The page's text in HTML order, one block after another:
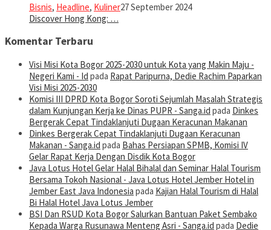
Bisnis, Headline, Kuliner27 September 2024
Discover Hong Kong: …
Komentar Terbaru
Visi Misi Kota Bogor 2025-2030 untuk Kota yang Makin Maju -
Negeri Kami - Id pada Rapat Paripurna, Dedie Rachim Paparkan
Visi Misi 2025-2030
Komisi III DPRD Kota Bogor Soroti Sejumlah Masalah Strategis
dalam Kunjungan Kerja ke Dinas PUPR - Sanga.id pada Dinkes
Bergerak Cepat Tindaklanjuti Dugaan Keracunan Makanan
Dinkes Bergerak Cepat Tindaklanjuti Dugaan Keracunan
Makanan - Sanga.id pada Bahas Persiapan SPMB, Komisi IV
Gelar Rapat Kerja Dengan Disdik Kota Bogor
Java Lotus Hotel Gelar Halal Bihalal dan Seminar Halal Tourism
Bersama Tokoh Nasional - Java Lotus Hotel Jember Hotel in
Jember East Java Indonesia pada Kajian Halal Tourism di Halal
Bi Halal Hotel Java Lotus Jember
BSI Dan RSUD Kota Bogor Salurkan Bantuan Paket Sembako
Kepada Warga Rusunawa Menteng Asri - Sanga.id pada Dedie